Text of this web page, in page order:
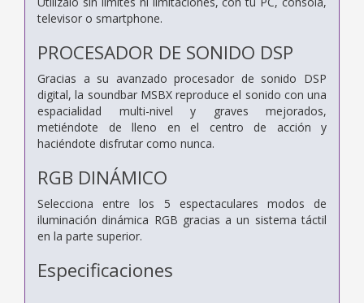
televisor o smartphone.
PROCESADOR DE SONIDO DSP
Gracias a su avanzado procesador de sonido DSP
digital, la soundbar MSBX reproduce el sonido con una
espacialidad multi-nivel y graves mejorados,
metiéndote de lleno en el centro de acción y
haciéndote disfrutar como nunca.
RGB DINÁMICO
Selecciona entre los 5 espectaculares modos de
iluminación dinámica RGB gracias a un sistema táctil
en la parte superior.
Especificaciones